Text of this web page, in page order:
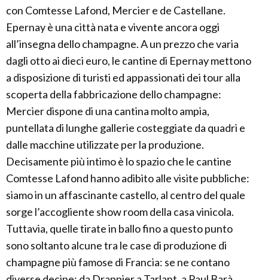
con Comtesse Lafond, Mercier e de Castellane.
Epernay è una città nata e vivente ancora oggi
all’insegna dello champagne. A un prezzo che varia
dagli otto ai dieci euro, le cantine di Epernay mettono
a disposizione di turisti ed appassionati dei tour alla
scoperta della fabbricazione dello champagne:
Mercier dispone di una cantina molto ampia,
puntellata di lunghe gallerie costeggiate da quadri e
dalle macchine utilizzate per la produzione.
Decisamente più intimo è lo spazio che le cantine
Comtesse Lafond hanno adibito alle visite pubbliche:
siamo in un affascinante castello, al centro del quale
sorge l’accogliente show room della casa vinicola.
Tuttavia, quelle tirate in ballo fino a questo punto
sono soltanto alcune tra le case di produzione di
champagne più famose di Francia: se ne contano